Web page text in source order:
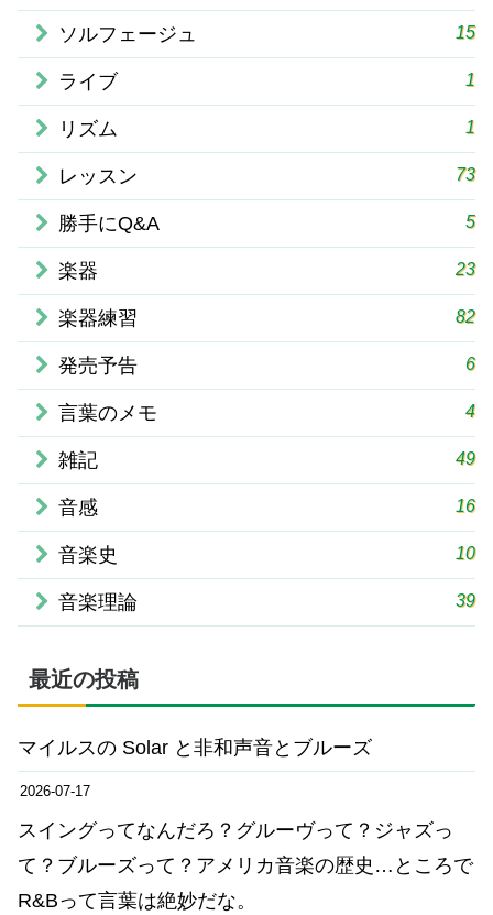
ソルフェージュ 15
ライブ 1
リズム 1
レッスン 73
勝手にQ&A 5
楽器 23
楽器練習 82
発売予告 6
言葉のメモ 4
雑記 49
音感 16
音楽史 10
音楽理論 39
最近の投稿
マイルスの Solar と非和声音とブルーズ
2026-07-17
スイングってなんだろ？グルーヴって？ジャズっ
て？ブルーズって？アメリカ音楽の歴史…ところで
R&Bって言葉は絶妙だな。